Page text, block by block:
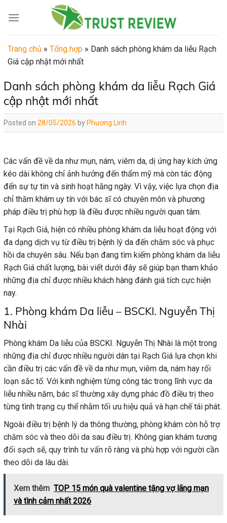
Trang chủ » Tổng hợp » Danh sách phòng khám da liễu Rạch
Giá cập nhật mới nhất
Danh sách phòng khám da liễu Rạch Giá
cập nhật mới nhất
Posted on 28/05/2026 by Phương Linh
Các vấn đề về da như mụn, nám, viêm da, dị ứng hay kích ứng
kéo dài không chỉ ảnh hưởng đến thẩm mỹ mà còn tác động
đến sự tự tin và sinh hoạt hằng ngày. Vì vậy, việc lựa chọn địa
chỉ thăm khám uy tín với bác sĩ có chuyên môn và phương
pháp điều trị phù hợp là điều được nhiều người quan tâm.
Tại Rạch Giá, hiện có nhiều phòng khám da liễu hoạt động với
đa dạng dịch vụ từ điều trị bệnh lý da đến chăm sóc và phục
hồi da chuyên sâu. Nếu bạn đang tìm kiếm phòng khám da liễu
Rạch Giá chất lượng, bài viết dưới đây sẽ giúp bạn tham khảo
những địa chỉ được nhiều khách hàng đánh giá tích cực hiện
nay.
1. Phòng khám Da liễu – BSCKI. Nguyễn Thị
Nhài
Phòng khám Da liễu của BSCKI. Nguyễn Thị Nhài là một trong
những địa chỉ được nhiều người dân tại Rạch Giá lựa chọn khi
cần điều trị các vấn đề về da như mụn, viêm da, nám hay rối
loạn sắc tố. Với kinh nghiệm từng công tác trong lĩnh vực da
liễu nhiều năm, bác sĩ thường xây dựng phác đồ điều trị theo
từng tình trạng cụ thể nhằm tối ưu hiệu quả và hạn chế tái phát.
Ngoài điều trị bệnh lý da thông thường, phòng khám còn hỗ trợ
chăm sóc và theo dõi da sau điều trị. Không gian khám tương
đối sạch sẽ, quy trình tư vấn rõ ràng và phù hợp với người cần
theo dõi da lâu dài.
Xem thêm TOP 15 món quà valentine tặng vợ lãng mạn
và tình cảm nhất 2026